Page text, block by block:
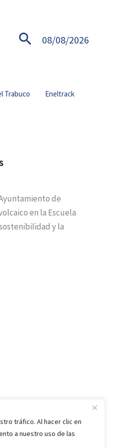
tráfico. Al hacer clic en
a nuestro uso de las
Buscar08/08/2026
Trabuco Eneltrack
de
en la Escuela
y la